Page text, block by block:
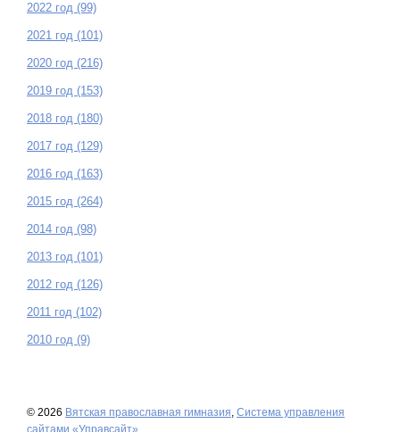
2022 год (99)
2021 год (101)
2020 год (216)
2019 год (153)
2018 год (180)
2017 год (129)
2016 год (163)
2015 год (264)
2014 год (98)
2013 год (101)
2012 год (126)
2011 год (102)
2010 год (9)
© 2026 Вятская православная гимназия Система управления
сайтами «Управсайт»